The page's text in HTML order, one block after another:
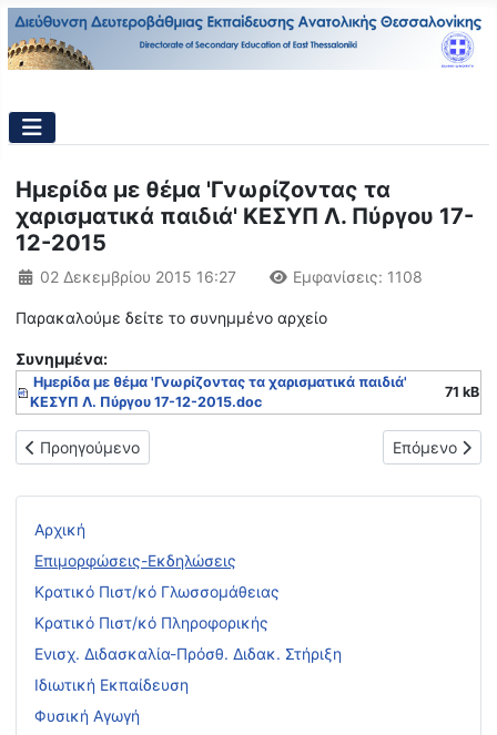
Αρχική
Επιμορφώσεις-Εκδηλώσεις
Κρατικό Πιστ/κό Γλωσσομάθειας
Κρατικό Πιστ/κό Πληροφορικής
Ενισχ. Διδασκαλία-Πρόσθ. Διδακ. Στήριξη
Ιδιωτική Εκπαίδευση
Φυσική Αγωγή
Ημερίδα με θέμα 'Γνωρίζοντας τα
χαρισματικά παιδιά' ΚΕΣΥΠ Λ. Πύργου 17-
12-2015
Λεπτομέρειες
02 Δεκεμβρίου 2015 16:27 Εμφανίσεις: 1108
Παρακαλούμε δείτε το συνημμένο αρχείο
Συνημμένα:
Ημερίδα με θέμα 'Γνωρίζοντας τα χαρισματικά παιδιά'
ΚΕΣΥΠ Λ. Πύργου 17-12-2015.doc
71 kB
Προηγούμενο άρθρο: Ημερίδα του Πειραματικού Σχολείου
Προηγούμενο Επόμενο
Επόμενο